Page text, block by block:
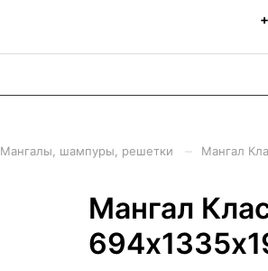
Мангалы, шампуры, решетки Мангал
Мангал